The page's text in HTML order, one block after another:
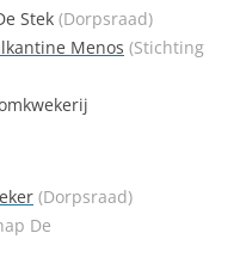
Stek (Dorpsraad)
Menos (Stichting
(Dorpsraad)
De